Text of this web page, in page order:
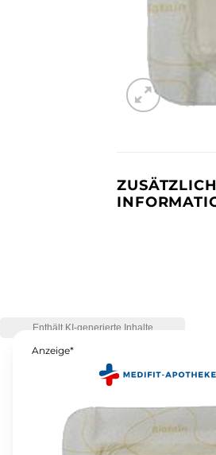
Anzeige*